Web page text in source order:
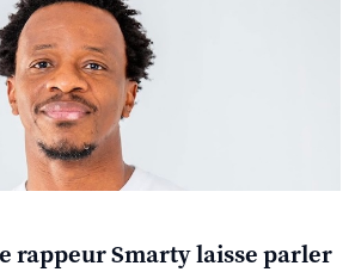
rappeur Smarty laisse parler